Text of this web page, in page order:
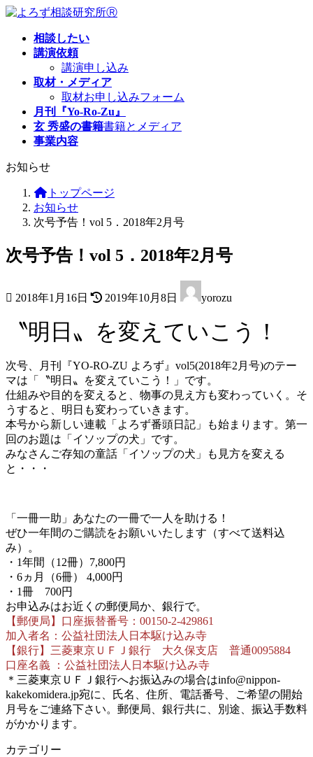
コ
ナ
相談したい
講演依頼
講演申し込み
取材・メディア
取材お申し込みフォーム
月刊『Yo-Ro-Zu』
玄 秀盛の書籍書籍とメディア
事業内容
お知らせ
トップページ
お知らせ
次号予告！vol 5．2018年2月号
次号予告！vol 5．2018年2月号
2018年1月16日
終
新
日
時
:
2019年10月8日 yorozu
〝明日〟を変えていこう！
次号、月刊『YO-RO-ZU よろず』vol5(2018年2月号)のテー
マは「〝明日〟を変えていこう！」です。
仕組みや目的を変えると、物事の見え方も変わっていく。そ
うすると、明日も変わっていきます。
本号から新しい連載「よろず番頭日記」も始まります。第一
回のお題は「イソップの犬」です。
みなさんご存知の童話「イソップの犬」も見方を変える
と・・・
「一冊一助」あなたの一冊で一人を助ける！
ぜひ一年間のご購読をお願いいたします（すべて送料込
み）。
・1年間（12冊）7,800円
・6ヵ月（6冊） 4,000円
・1冊 700円
お申込みはお近くの郵便局か、銀行で。
【郵便局】口座振替番号：00150-2-429861
加入者名：公益社団法人日本駆け込み寺
【銀行】三菱東京ＵＦＪ銀行 大久保支店 普通0095884
口座名義 ：公益社団法人日本駆け込み寺
＊三菱東京ＵＦＪ銀行へお振込みの場合はinfo@nippon-
kakekomidera.jp宛に、氏名、住所、電話番号、ご希望の開始
月号をご連絡下さい。郵便局、銀行共に、別途、振込手数料
がかかります。
カテゴリー